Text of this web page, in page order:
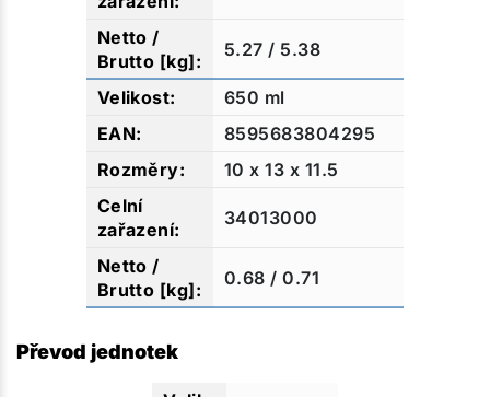
5.27 / 5.38
650 ml
8595683804295
10 x 13 x 11.5
34013000
0.68 / 0.71
Převod jednotek